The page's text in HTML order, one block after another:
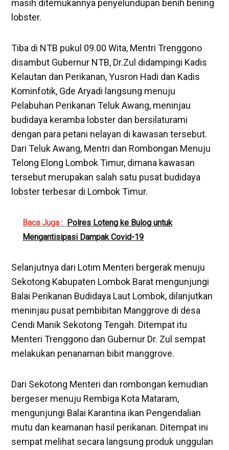
masih ditemukannya penyelundupan benih bening
lobster.
Tiba di NTB pukul 09.00 Wita, Mentri Trenggono
disambut Gubernur NTB, Dr.Zul didampingi Kadis
Kelautan dan Perikanan, Yusron Hadi dan Kadis
Kominfotik, Gde Aryadi langsung menuju
Pelabuhan Perikanan Teluk Awang, meninjau
budidaya keramba lobster dan bersilaturami
dengan para petani nelayan di kawasan tersebut.
Dari Teluk Awang, Mentri dan Rombongan Menuju
Telong Elong Lombok Timur, dimana kawasan
tersebut merupakan salah satu pusat budidaya
lobster terbesar di Lombok Timur.
Baca Juga : Polres Loteng ke Bulog untuk
Mengantisipasi Dampak Covid-19
Selanjutnya dari Lotim Menteri bergerak menuju
Sekotong Kabupaten Lombok Barat mengunjungi
Balai Perikanan Budidaya Laut Lombok, dilanjutkan
meninjau pusat pembibitan Manggrove di desa
Cendi Manik Sekotong Tengah. Ditempat itu
Menteri Trenggono dan Gubernur Dr. Zul sempat
melakukan penanaman bibit manggrove.
Dari Sekotong Menteri dan rombongan kemudian
bergeser menuju Rembiga Kota Mataram,
mengunjungi Balai Karantina ikan Pengendalian
mutu dan keamanan hasil perikanan. Ditempat ini
sempat melihat secara langsung produk unggulan